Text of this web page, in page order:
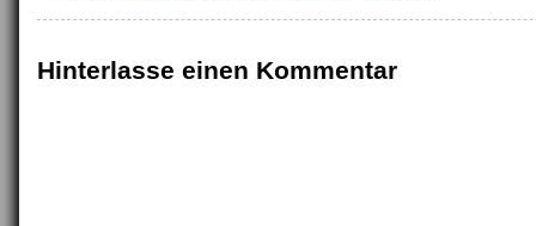
Hinterlasse einen Kommentar